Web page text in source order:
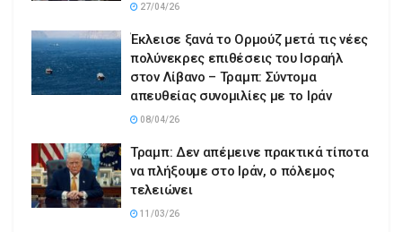
27/04/26
Έκλεισε ξανά το Ορμούζ μετά τις νέες
πολύνεκρες επιθέσεις του Ισραήλ
στον Λίβανο – Τραμπ: Σύντομα
απευθείας συνομιλίες με το Ιράν
08/04/26
Τραμπ: Δεν απέμεινε πρακτικά τίποτα
να πλήξουμε στο Ιράν, ο πόλεμος
τελειώνει
11/03/26